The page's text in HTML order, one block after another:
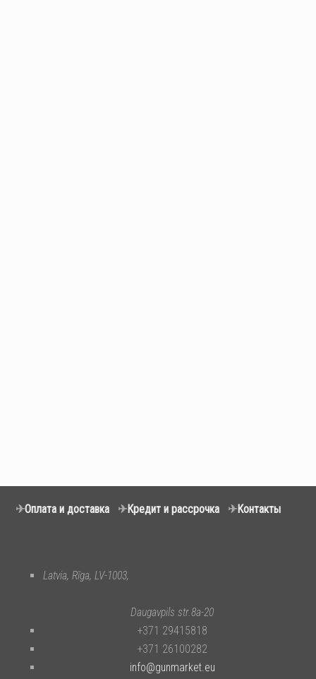
✈Оплата и доставка ✈Кредит и рассрочка ✈Контакты
Latvia, Rīga, LV-1003,
Daugavpils str.8a-20
+371 29415818
+371 26100282
info@gunmarket.eu